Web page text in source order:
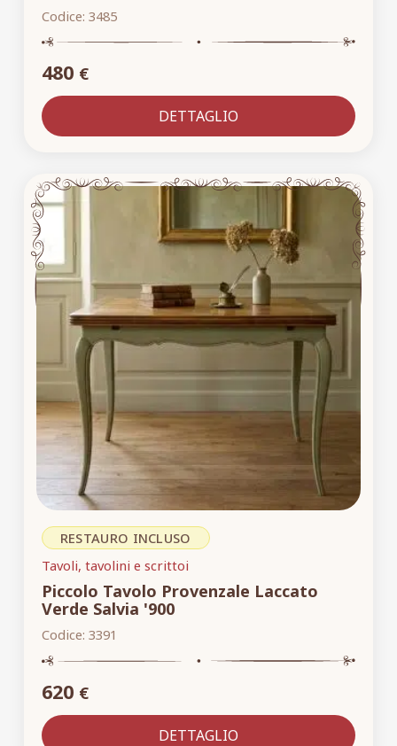
Codice: 3485
480 €
DETTAGLIO
RESTAURO INCLUSO
Tavoli, tavolini e scrittoi
Piccolo Tavolo Provenzale Laccato
Verde Salvia '900
Codice: 3391
620 €
DETTAGLIO